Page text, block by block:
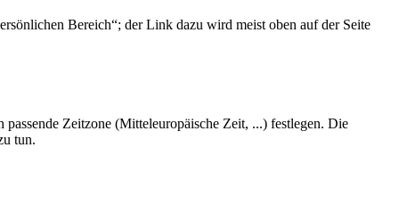
Bereich“; der Link dazu wird meist oben auf der Seite
Zeitzone (Mitteleuropäische Zeit, ...) festlegen. Die
tun.